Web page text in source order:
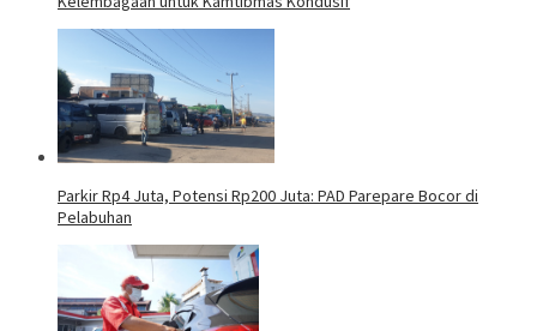
Parkir Rp4 Juta, Potensi Rp200 Juta: PAD Parepare Bocor di
Pelabuhan